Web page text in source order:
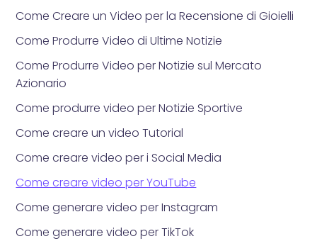
Come Creare un Video per la Recensione di Gioielli
Come Produrre Video di Ultime Notizie
Come Produrre Video per Notizie sul Mercato
Azionario
Come produrre video per Notizie Sportive
Come creare un video Tutorial
Come creare video per i Social Media
Come creare video per YouTube
Come generare video per Instagram
Come generare video per TikTok